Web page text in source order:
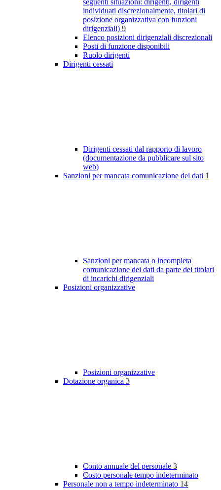
seguenti situazioni: dirigenti, dirigenti
individuati discrezionalmente, titolari di
posizione organizzativa con funzioni
dirigenziali) 9
Elenco posizioni dirigenziali discrezionali
Posti di funzione disponibili
Ruolo dirigenti
Dirigenti cessati
Dirigenti cessati dal rapporto di lavoro
(documentazione da pubblicare sul sito
web)
Sanzioni per mancata comunicazione dei dati 1
Sanzioni per mancata o incompleta
comunicazione dei dati da parte dei titolari
di incarichi dirigenziali
Posizioni organizzative
Posizioni organizzative
Dotazione organica 3
Conto annuale del personale 3
Costo personale tempo indeterminato
Personale non a tempo indeterminato 14